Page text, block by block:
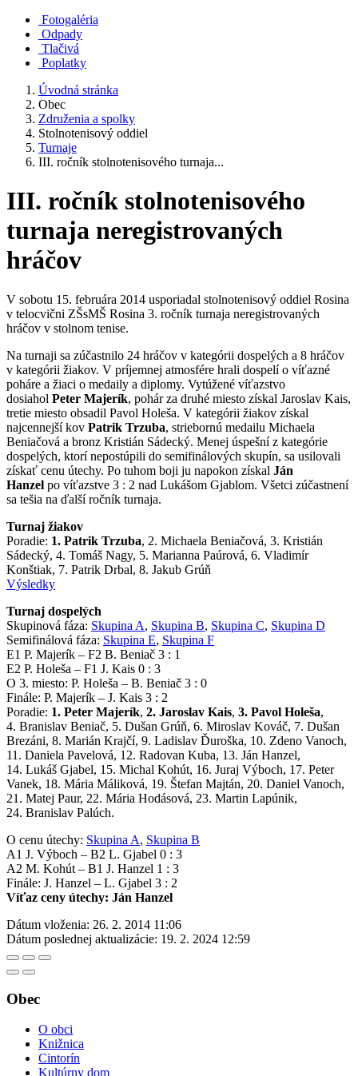
Fotogaléria
Odpady
Tlačivá
Poplatky
Úvodná stránka
Obec
Združenia a spolky
Stolnotenisový oddiel
Turnaje
III. ročník stolnotenisového turnaja...
III. ročník stolnotenisového
turnaja neregistrovaných
hráčov
V sobotu 15. februára 2014 usporiadal stolnotenisový oddiel Rosina
v telocvični ZŠsMŠ Rosina 3. ročník turnaja neregistrovaných
hráčov v stolnom tenise.
Na turnaji sa zúčastnilo 24 hráčov v kategórii dospelých a 8 hráčov
v kategórii žiakov. V príjemnej atmosfére hrali dospelí o víťazné
poháre a žiaci o medaily a diplomy. Vytúžené víťazstvo
dosiahol Peter Majerík, pohár za druhé miesto získal Jaroslav Kais,
tretie miesto obsadil Pavol Holeša. V kategórii žiakov získal
najcennejší kov Patrik Trzuba, striebornú medailu Michaela
Beniačová a bronz Kristián Sádecký. Menej úspešní z kategórie
dospelých, ktorí nepostúpili do semifinálových skupín, sa usilovali
získať cenu útechy. Po tuhom boji ju napokon získal Ján
Hanzel po víťazstve 3 : 2 nad Lukášom Gjablom. Všetci zúčastnení
sa tešia na ďalší ročník turnaja.
Turnaj žiakov
Poradie: 1. Patrik Trzuba, 2. Michaela Beniačová, 3. Kristián
Sádecký, 4. Tomáš Nagy, 5. Marianna Paúrová, 6. Vladimír
Konštiak, 7. Patrik Drbal, 8. Jakub Grúň
Výsledky
Turnaj dospelých
Skupinová fáza: Skupina A, Skupina B, Skupina C, Skupina D
Semifinálová fáza: Skupina E, Skupina F
E1 P. Majerík – F2 B. Beniač 3 : 1
E2 P. Holeša – F1 J. Kais 0 : 3
O 3. miesto: P. Holeša – B. Beniač 3 : 0
Finále: P. Majerík – J. Kais 3 : 2
Poradie: 1. Peter Majerík, 2. Jaroslav Kais, 3. Pavol Holeša,
4. Branislav Beniač, 5. Dušan Grúň, 6. Miroslav Kováč, 7. Dušan
Brezáni, 8. Marián Krajčí, 9. Ladislav Ďuroška, 10. Zdeno Vanoch,
11. Daniela Pavelová, 12. Radovan Kuba, 13. Ján Hanzel,
14. Lukáš Gjabel, 15. Michal Kohút, 16. Juraj Výboch, 17. Peter
Vanek, 18. Mária Máliková, 19. Štefan Majtán, 20. Daniel Vanoch,
21. Matej Paur, 22. Mária Hodásová, 23. Martin Lapúnik,
24. Branislav Palúch.
O cenu útechy: Skupina A, Skupina B
A1 J. Výboch – B2 L. Gjabel 0 : 3
A2 M. Kohút – B1 J. Hanzel 1 : 3
Finále: J. Hanzel – L. Gjabel 3 : 2
Víťaz ceny útechy: Ján Hanzel
Dátum vloženia: 26. 2. 2014 11:06
Dátum poslednej aktualizácie: 19. 2. 2024 12:59
Obec
O obci
Knižnica
Cintorín
Kultúrny dom